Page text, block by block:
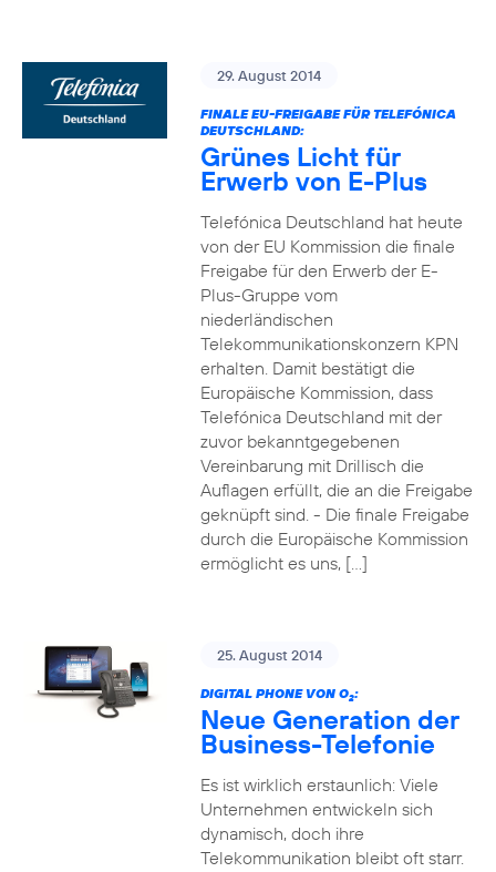
29. August 2014
FINALE EU-FREIGABE FÜR TELEFÓNICA
DEUTSCHLAND:
Grünes Licht für
Erwerb von E-Plus
Telefónica Deutschland hat heute
von der EU Kommission die finale
Freigabe für den Erwerb der E-
Plus-Gruppe vom
niederländischen
Telekommunikationskonzern KPN
erhalten. Damit bestätigt die
Europäische Kommission, dass
Telefónica Deutschland mit der
zuvor bekanntgegebenen
Vereinbarung mit Drillisch die
Auflagen erfüllt, die an die Freigabe
geknüpft sind. - Die finale Freigabe
durch die Europäische Kommission
ermöglicht es uns, […]
25. August 2014
DIGITAL PHONE VON O2:
Neue Generation der
Business-Telefonie
Es ist wirklich erstaunlich: Viele
Unternehmen entwickeln sich
dynamisch, doch ihre
Telekommunikation bleibt oft starr.